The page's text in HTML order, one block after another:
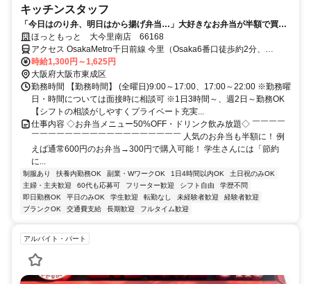
キッチンスタッフ
「今日はのり弁、明日はから揚げ弁当…」大好きなお弁当が半額で買え
るから、今日も働くのが楽しみだ。
ほっともっと 大今里南店 66168
アクセス OsakaMetro千日前線 今里（Osaka6番口徒歩約2分、
OsakaMetro今里筋線 今里（Osaka4番口徒歩約2分、OsakaMetro千
日前線 新深江2番口徒歩約10分 【電車】地下鉄「今里駅」より徒歩2
分
時給1,300円～1,625円
大阪府大阪市東成区
勤務時間 【勤務時間】 (全曜日)9:00～17:00、17:00～22:00 ※勤務曜
日・時間については面接時に相談可 ※1日3時間～、週2日～勤務OK
【シフトの相談がしやすくプライベート充実...
仕事内容 ◇お弁当メニュー50%OFF・ドリンク飲み放題◇ ￣￣￣￣
￣￣￣￣￣￣￣￣￣￣￣￣￣￣￣￣￣￣ 人気のお弁当も半額に！ 例
えば通常600円のお弁当→300円で購入可能！ 学生さんには「節約
に...
制服あり 扶養内勤務OK 副業・WワークOK 1日4時間以内OK
土日祝のみOK
主婦・主夫歓迎
60代も応募可 フリーター歓迎 シフト自由
学歴不問
即日勤務OK
平日のみOK 学生歓迎 転勤なし 未経験者歓迎
経験者歓迎
ブランクOK
交通費支給 長期歓迎 フルタイム歓迎
アルバイト・パート